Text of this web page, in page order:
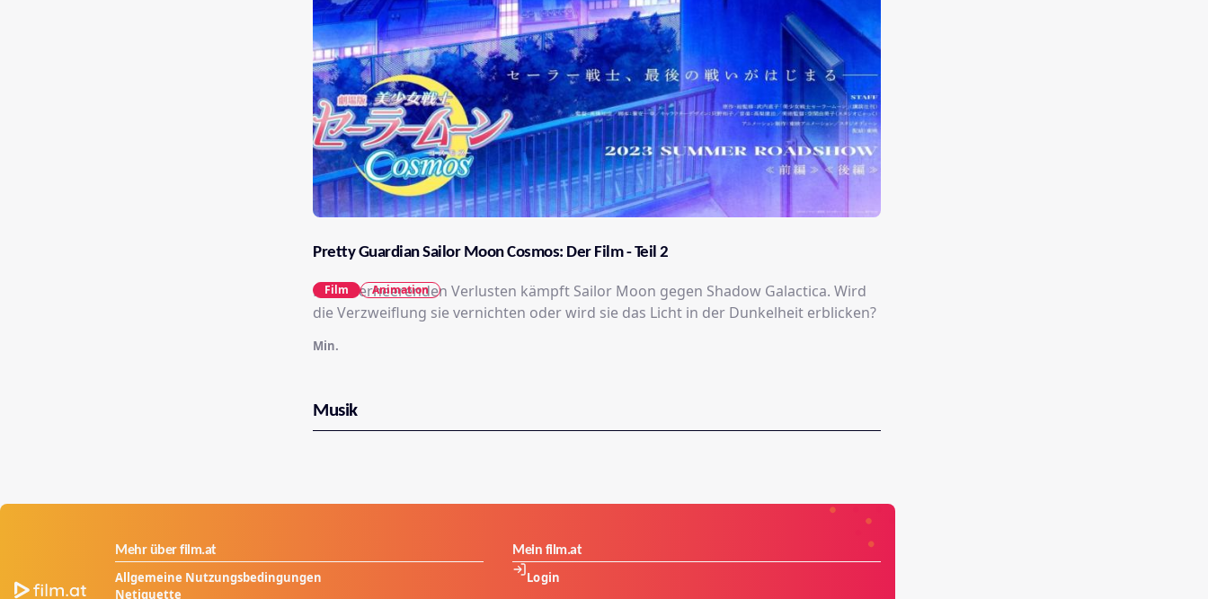
Pretty Guardian Sailor Moon Cosmos: Der Film - Teil 2
Nach verheerenden Verlusten kämpft Sailor Moon gegen Shadow Galactica. Wird
die Verzweiflung sie vernichten oder wird sie das Licht in der Dunkelheit erblicken?
Min.
Film Animation
Musik
Mehr über film.at
Allgemeine Nutzungsbedingungen
Netiquette
Mein film.at
Login